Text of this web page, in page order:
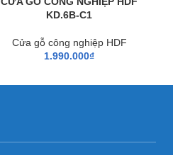
KD.6B-C1
Cửa gỗ công nghiệp HDF
1.990.000₫